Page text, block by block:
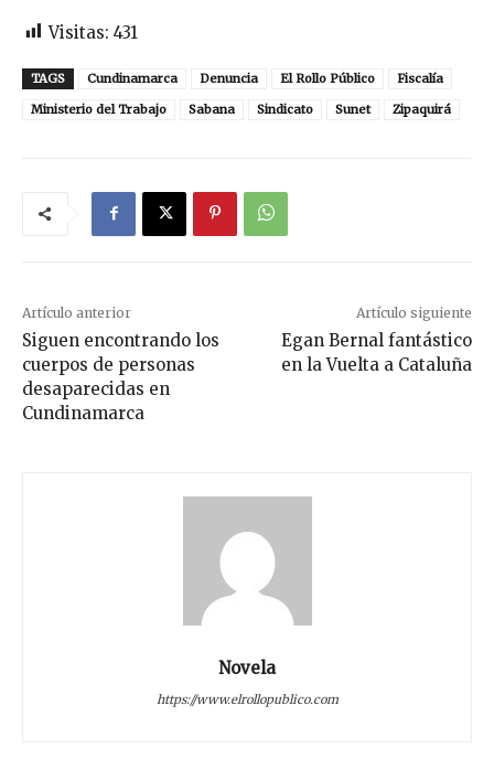
Visitas: 431
TAGS Cundinamarca Denuncia El Rollo Público
Fiscalía
Ministerio del Trabajo
Sabana Sindicato Sunet Zipaquirá
Artículo anterior
Siguen encontrando los
cuerpos de personas
desaparecidas en
Cundinamarca
Artículo siguiente
Egan Bernal fantástico
en la Vuelta a Cataluña
Novela
https://www.elrollopublico.com